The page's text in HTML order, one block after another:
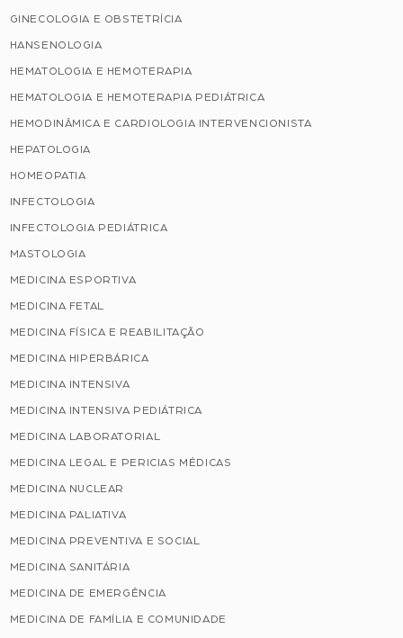
GINECOLOGIA E OBSTETRÍCIA
HANSENOLOGIA
HEMATOLOGIA E HEMOTERAPIA
HEMATOLOGIA E HEMOTERAPIA PEDIÁTRICA
HEMODINÂMICA E CARDIOLOGIA INTERVENCIONISTA
HEPATOLOGIA
HOMEOPATIA
INFECTOLOGIA
INFECTOLOGIA PEDIÁTRICA
MASTOLOGIA
MEDICINA ESPORTIVA
MEDICINA FETAL
MEDICINA FÍSICA E REABILITAÇÃO
MEDICINA HIPERBÁRICA
MEDICINA INTENSIVA
MEDICINA INTENSIVA PEDIÁTRICA
MEDICINA LABORATORIAL
MEDICINA LEGAL E PERICIAS MÉDICAS
MEDICINA NUCLEAR
MEDICINA PALIATIVA
MEDICINA PREVENTIVA E SOCIAL
MEDICINA SANITÁRIA
MEDICINA DE EMERGÊNCIA
MEDICINA DE FAMÍLIA E COMUNIDADE